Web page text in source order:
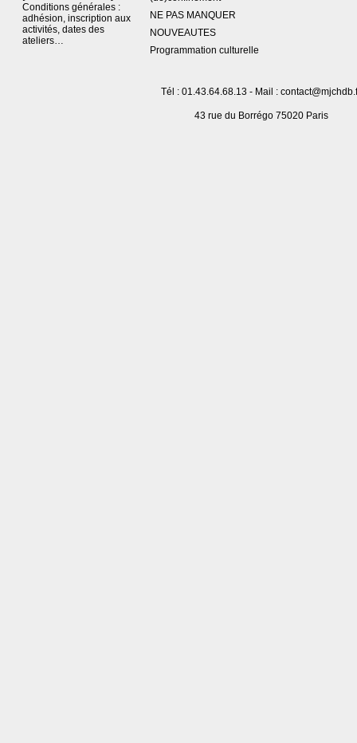
Conditions générales :
adhésion, inscription aux
activités, dates des
ateliers…
NE PAS MANQUER
NOUVEAUTES
Programmation culturelle
Tél : 01.43.64.68.13 - Mail :
43 rue du Borrégo 75020 Paris